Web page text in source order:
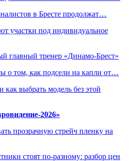
в Бресте продолжат…
участки под индивидуальное
главный тренер «Динамо-Брест»
о том, как подсели на капли от…
как выбрать модель без этой
2026»
прозрачную стрейч пленку на
стоят по-разному: разбор цен